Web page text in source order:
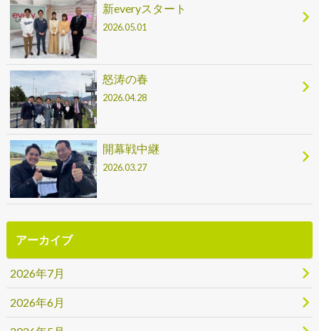
新everyスタート
2026.05.01
怒涛の春
2026.04.28
開幕戦中継
2026.03.27
アーカイブ
2026年7月
2026年6月